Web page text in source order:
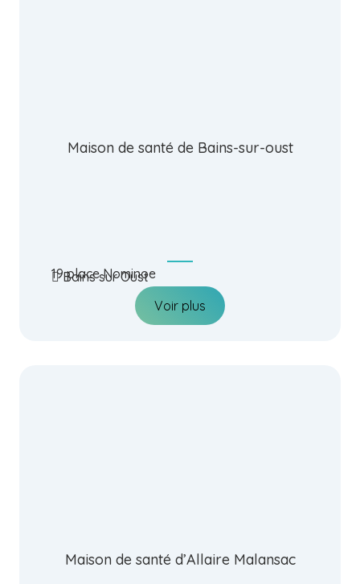
Maison de santé de Bains-sur-oust
19 place Nominoe
Bains sur Oust
Voir plus
Maison de santé d’Allaire Malansac